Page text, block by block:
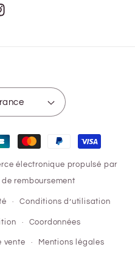
France
électronique propulsé par
remboursement
Conditions d’utilisation
Coordonnées
vente Mentions légales